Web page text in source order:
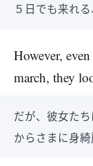
５日でも来れ
However,
march, they
だが、彼女た
からさまに身